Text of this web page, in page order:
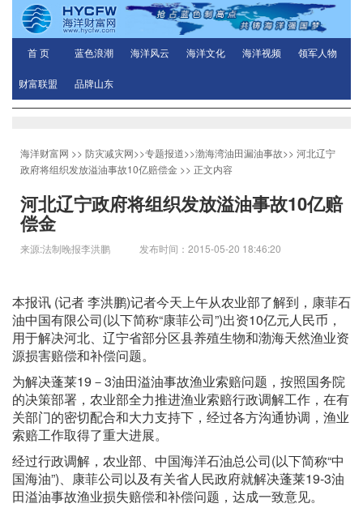
首 页 蓝色浪潮 海洋风云 海洋文化 海洋视频 领军人物
财富联盟 品牌山东
海洋财富网 >> 防灾减灾网>>专题报道>>渤海湾油田漏油事故>> 河北辽宁
政府将组织发放溢油事故10亿赔偿金 >> 正文内容
河北辽宁政府将组织发放溢油事故10亿赔
偿金
来源:法制晚报李洪鹏 发布时间：2015-05-20 18:46:20
本报讯 (记者 李洪鹏)记者今天上午从农业部了解到，康菲石
油中国有限公司(以下简称“康菲公司”)出资10亿元人民币，
用于解决河北、辽宁省部分区县养殖生物和渤海天然渔业资
源损害赔偿和补偿问题。
为解决蓬莱19－3油田溢油事故渔业索赔问题，按照国务院
的决策部署，农业部全力推进渔业索赔行政调解工作，在有
关部门的密切配合和大力支持下，经过各方沟通协调，渔业
索赔工作取得了重大进展。
经过行政调解，农业部、中国海洋石油总公司(以下简称“中
国海油”)、康菲公司以及有关省人民政府就解决蓬莱19-3油
田溢油事故渔业损失赔偿和补偿问题，达成一致意见。